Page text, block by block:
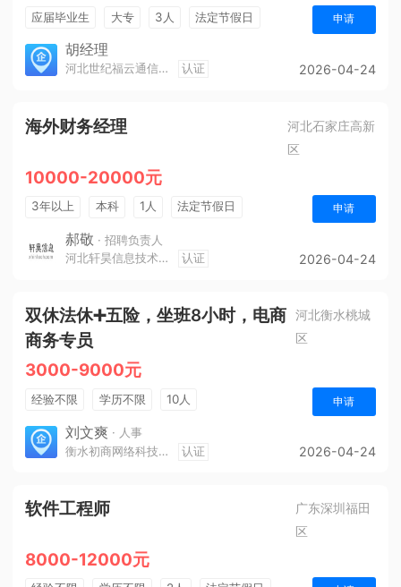
应届毕业生 大专 3人
法定节假日
销售奖金
年终奖金
申请
胡经理
河北世纪福云通信技术有限公司 认证 2026-04-24
海外财务经理
河北石家庄高新
区
10000-20000元
3年以上 本科 1人
法定节假日
休假制度
五险一金
申请
郝敬 · 招聘负责人
河北轩昊信息技术有限公司
认证 2026-04-24
双休法休➕五险，坐班8小时，电商
商务专员
河北衡水桃城
区
3000-9000元
经验不限 学历不限 10人 申请
刘文爽 · 人事
衡水初商网络科技有限公司
认证 2026-04-24
软件工程师
广东深圳福田
区
8000-12000元